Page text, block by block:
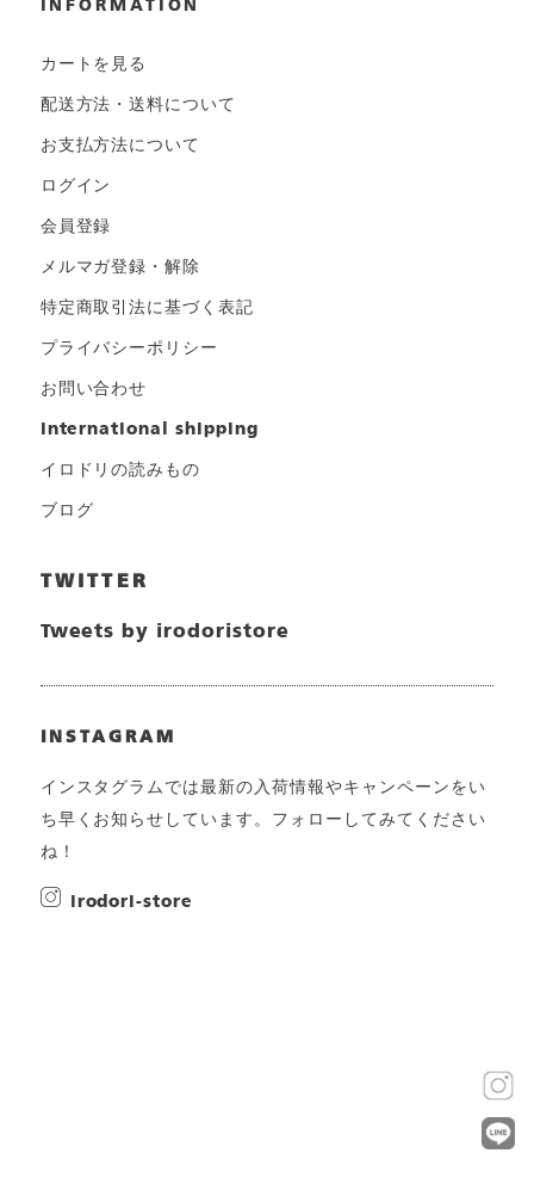
INFORMATION
カートを見る
配送方法・送料について
お支払方法について
ログイン
会員登録
メルマガ登録・解除
特定商取引法に基づく表記
プライバシーポリシー
お問い合わせ
international shipping
イロドリの読みもの
ブログ
TWITTER
Tweets by irodoristore
INSTAGRAM
インスタグラムでは最新の入荷情報やキャンペーンをい
ち早くお知らせしています。フォローしてみてください
ね！
irodori-store